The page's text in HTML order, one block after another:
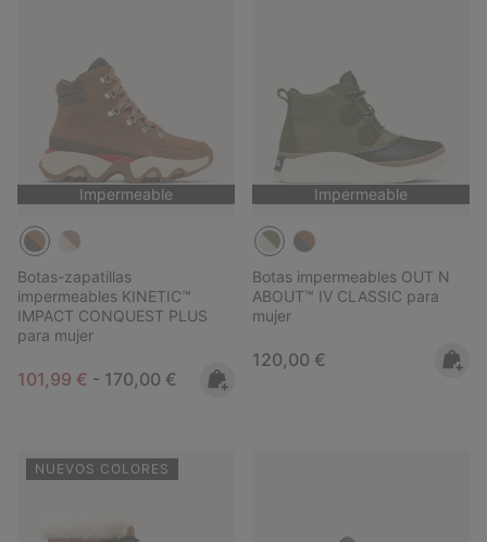
Impermeable
Botas-zapatillas
impermeables KINETIC™
IMPACT CONQUEST PLUS
para mujer
Minimum sale price:
101,99 € - Maximum price:
170,00 €
Impermeable
Botas impermeables OUT N
ABOUT™ IV CLASSIC para
mujer
Regular price:
120,00 €
NUEVOS COLORES